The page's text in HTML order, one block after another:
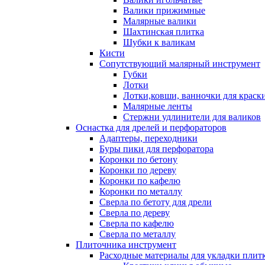
Валики прижимные
Малярные валики
Шахтинская плитка
Шубки к валикам
Кисти
Сопутствующий малярный инструмент
Губки
Лотки
Лотки,ковши, ванночки для
Малярные ленты
Стержни удлинители для валиков
Оснастка для дрелей и перфораторов
Адаптеры, переходники
Буры пики для перфоратора
Коронки по бетону
Коронки по дереву
Коронки по кафелю
Коронки по металлу
Сверла по бетоту для дрели
Сверла по дереву
Сверла по кафелю
Сверла по металлу
Плиточника инструмент
Расходные материалы для укладки